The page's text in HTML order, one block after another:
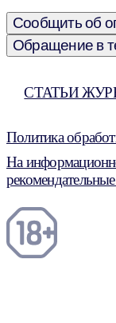
Сообщить об
Обращение в
СТАТЬИ
Политика
На